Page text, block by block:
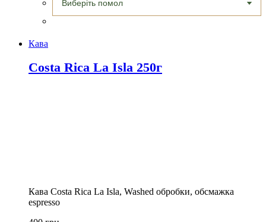
Кава
Costa Rica La Isla 250г
Кава Costa Rica La Isla, Washed обробки, обсмажка
espresso